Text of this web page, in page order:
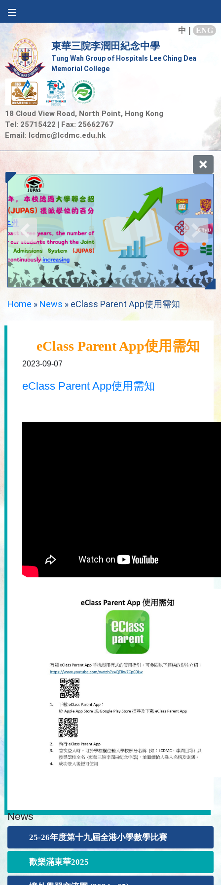
中 ENG
東華三院李潤田紀念中學
Tung Wah Group of Hospitals Lee Ching Dea
Memorial College
18 Cloud View Road, North Point, Hong Kong
Tel: 25715422 | Fax: 25662767
Email: lcdmc@lcdmc.edu.hk
Home » News » eClass Parent App使用需知
eClass Parent App使用需知
2023-09-07
eClass Parent App使用需知
News
25-26年度第十九屆全港小學數學比賽
歡樂滿東華2025